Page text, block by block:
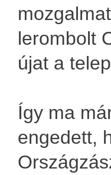
lerombolt
újat a
Így ma
engedett,